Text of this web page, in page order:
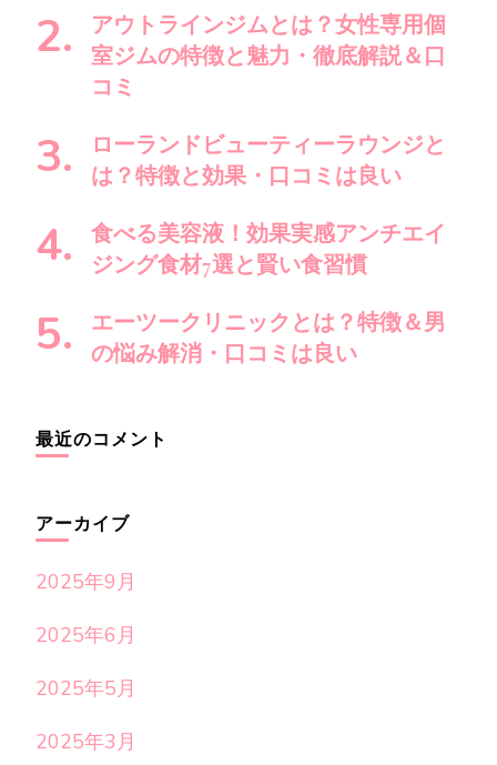
?
アウトラインジムとは？女性専用個
室ジムの特徴と魅力・徹底解説＆口
コミ
ローランドビューティーラウンジと
は？特徴と効果・口コミは良い
食べる美容液！効果実感アンチエイ
ジング食材7選と賢い食習慣
エーツークリニックとは？特徴＆男
の悩み解消・口コミは良い
最近のコメント
アーカイブ
2025年9月
2025年6月
2025年5月
2025年3月